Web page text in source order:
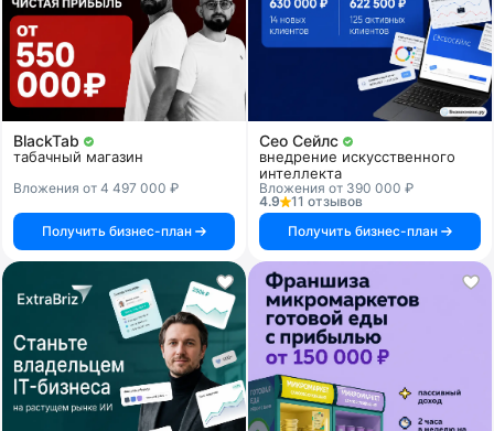
BlackTab
табачный магазин
Вложения от 4 497 000 ₽
Получить бизнес-план
Сео Сейлс
внедрение искусственного
интеллекта
Вложения от 390 000 ₽
4.9
11 отзывов
Получить бизнес-план